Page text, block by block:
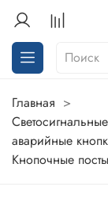
Главная
аварийные
Кнопочные посты